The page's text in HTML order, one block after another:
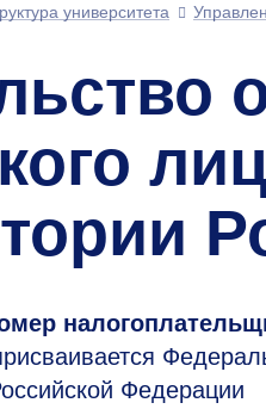
университета
Федерации